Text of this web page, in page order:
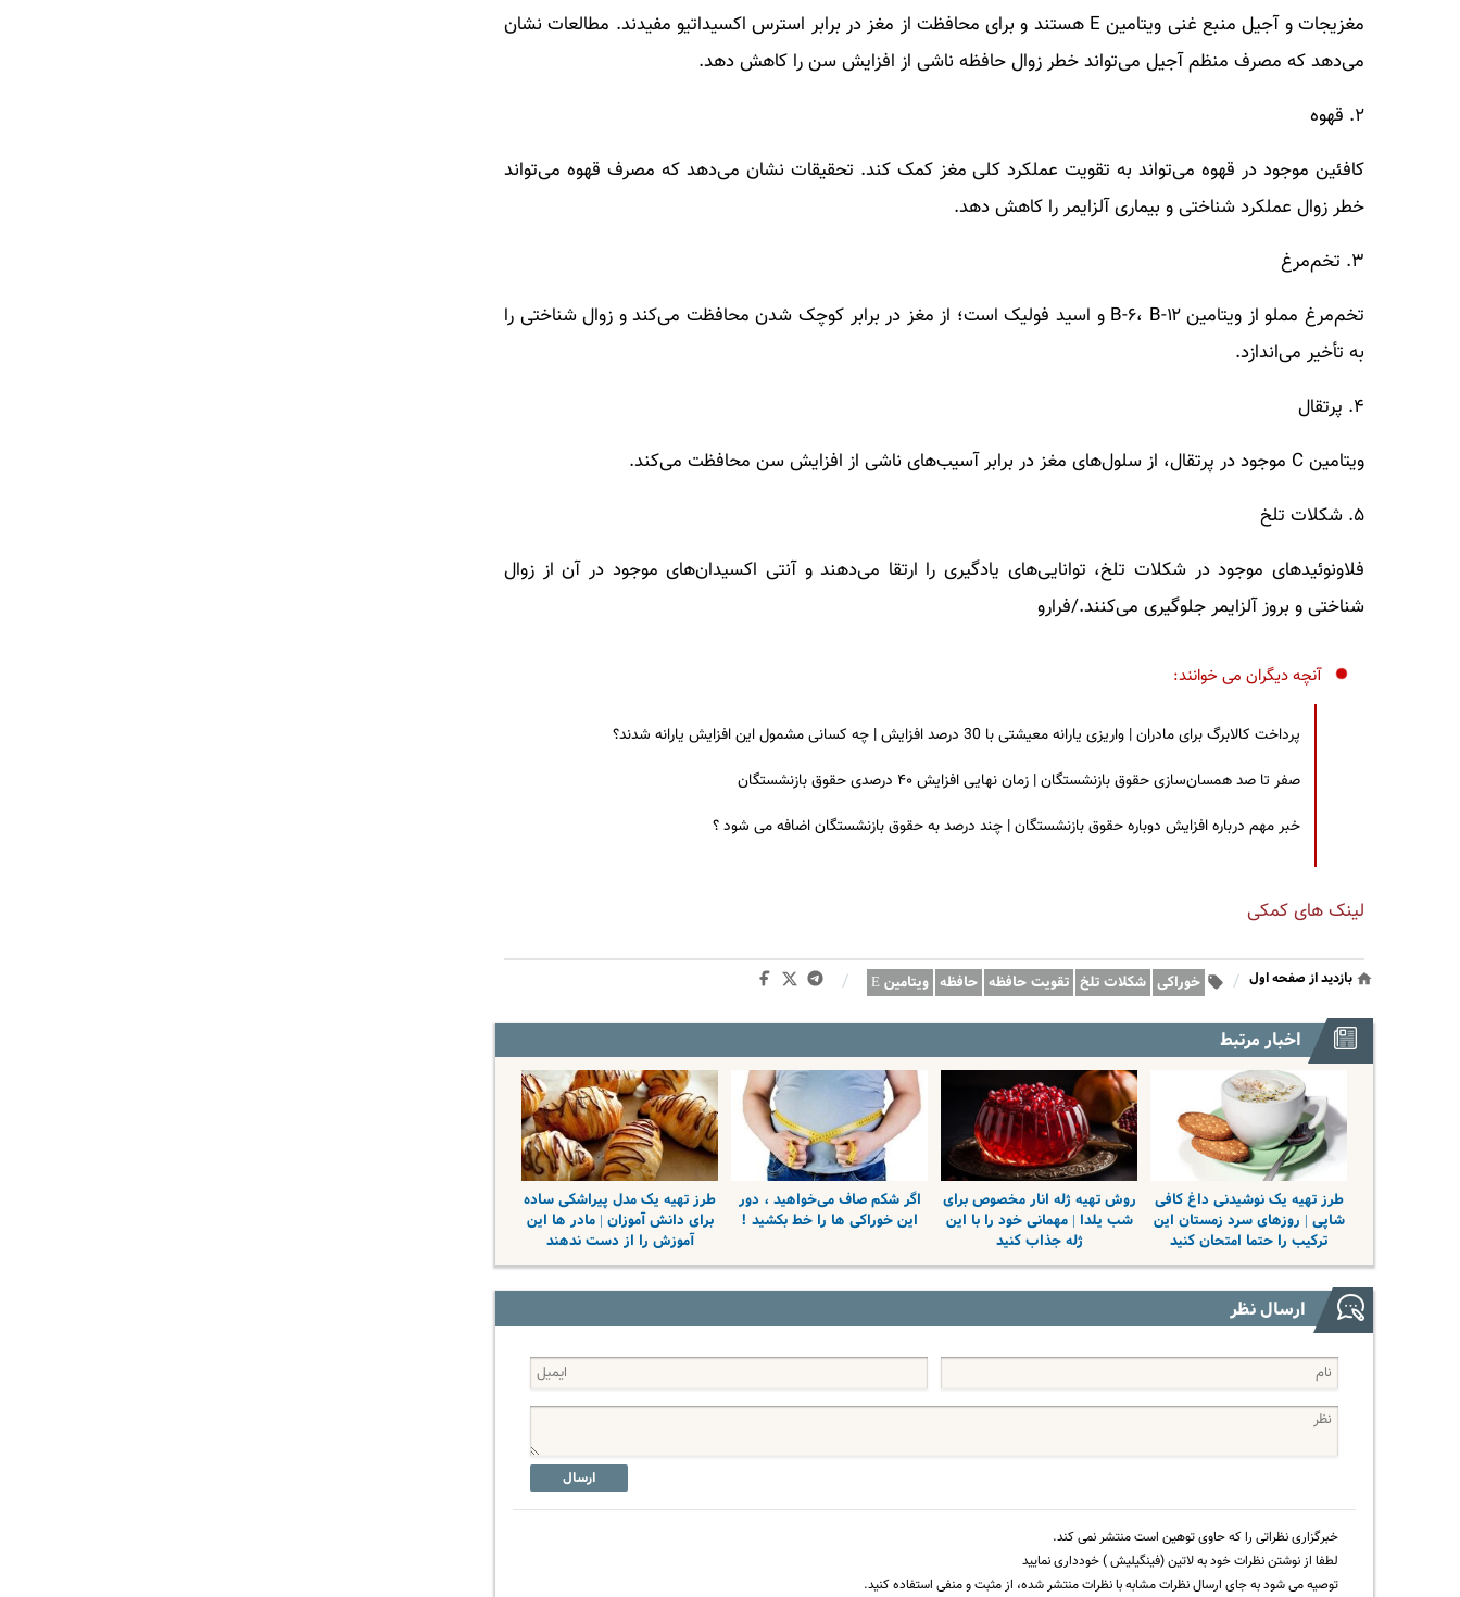
مغزیجات و آجیل منبع غنی ویتامین E هستند و برای محافظت از مغز در برابر استرس اکسیداتیو مفیدند. مطالعات نشان
می‌دهد که مصرف منظم آجیل می‌تواند خطر زوال حافظه ناشی از افزایش سن را کاهش دهد.
۲. قهوه
کافئین موجود در قهوه می‌تواند به تقویت عملکرد کلی مغز کمک کند. تحقیقات نشان می‌دهد که مصرف قهوه می‌تواند
خطر زوال عملکرد شناختی و بیماری آلزایمر را کاهش دهد.
۳. تخم‌مرغ
تخم‌مرغ مملو از ویتامین B-۶، B-۱۲ و اسید فولیک است؛ از مغز در برابر کوچک شدن محافظت می‌کند و زوال شناختی را
به تأخیر می‌اندازد.
۴. پرتقال
ویتامین C موجود در پرتقال، از سلول‌های مغز در برابر آسیب‌های ناشی از افزایش سن محافظت می‌کند.
۵. شکلات تلخ
فلاونوئیدهای موجود در شکلات تلخ، توانایی‌های یادگیری را ارتقا می‌دهند و آنتی اکسیدان‌های موجود در آن از زوال
شناختی و بروز آلزایمر جلوگیری می‌کنند./فرارو
آنچه دیگران می خوانند:
پرداخت کالابرگ برای مادران | واریزی یارانه معیشتی با 30 درصد افزایش | چه کسانی مشمول این افزایش یارانه شدند؟
صفر تا صد همسان‌سازی حقوق بازنشستگان | زمان نهایی افزایش ۴۰ درصدی حقوق بازنشستگان
خبر مهم درباره افزایش دوباره حقوق بازنشستگان | چند درصد به حقوق بازنشستگان اضافه می شود ؟
لینک های کمکی
بازدید از صفحه اول / خوراکی شکلات تلخ تقویت حافظه حافظه ویتامین E /
اخبار مرتبط
طرز تهیه یک نوشیدنی داغ کافی
شاپی | روزهای سرد زمستان این
ترکیب را حتما امتحان کنید
روش تهیه ژله انار مخصوص برای
شب یلدا | مهمانی خود را با این
ژله جذاب کنید
اگر شکم صاف می‌خواهید ، دور
این خوراکی ها را خط بکشید !
طرز تهیه یک مدل پیراشکی ساده
برای دانش آموزان | مادر ها این
آموزش را از دست ندهند
ارسال نظر
ارسال
خبرگزاری نظراتی را که حاوی توهین است منتشر نمی کند.
لطفا از نوشتن نظرات خود به لاتین (فینگیلیش ) خودداری نمایید
توصیه می شود به جای ارسال نظرات مشابه با نظرات منتشر شده، از مثبت و منفی استفاده کنید.